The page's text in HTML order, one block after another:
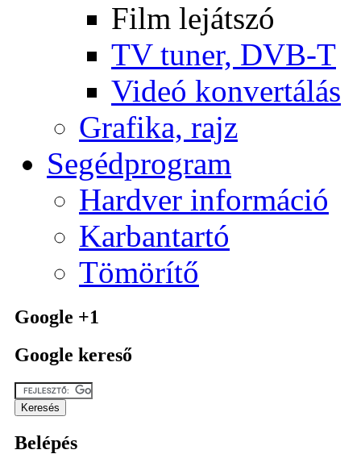
Film lejátszó
TV tuner, DVB-T
Videó konvertálás
Grafika, rajz
Segédprogram
Hardver információ
Karbantartó
Tömörítő
Google +1
Google kereső
Belépés